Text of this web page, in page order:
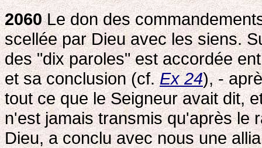
2060Le don des
scellée par Dieu avec les siens.
des "dix paroles" est accordée
et sa conclusion (cf.Ex 24), -
tout ce que le Seigneur avait dit,
n'est jamais transmis qu'après le
Dieu, a conclu avec nous une